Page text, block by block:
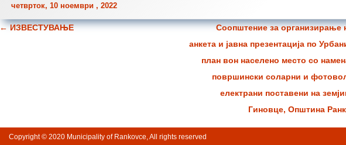
четврток, 10 ноември , 2022
←ИЗВЕСТУВАЊЕ
Соопштение за организирање
анкета и јавна презентација по
план вон населено место со
површински соларни и
електрани поставени на
Гиновце, Општина
Copyright © 2020 Municipality of Rankovce, All rights reserved